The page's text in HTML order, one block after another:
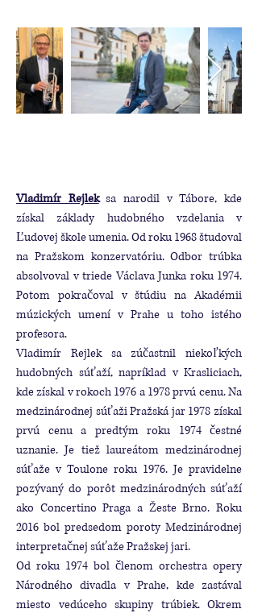
Vladimír Rejleksa narodil v Tábore, kde
získal základy hudobného vzdelania v
Ľudovej škole umenia. Od roku 1968 študoval
na Pražskom konzervatóriu. Odbor trúbka
absolvoval v triede Václava Junka roku 1974.
Potom pokračoval v štúdiu na Akadémii
múzických umení v Prahe u toho istého
profesora.
Vladimír Rejlek sa zúčastnil niekoľkých
hudobných súťaží, napríklad v Krasliciach,
kde získal v rokoch 1976 a 1978 prvú cenu. Na
medzinárodnej súťaži Pražská jar 1978 získal
prvú cenu a predtým roku 1974 čestné
uznanie. Je tiež laureátom medzinárodnej
súťaže v Toulone roku 1976. Je pravidelne
pozývaný do porôt medzinárodných súťaží
ako Concertino Praga a Žeste Brno. Roku
2016 bol predsedom poroty Medzinárodnej
interpretačnej súťaže Pražskej jari.
Od roku 1974 bol členom orchestra opery
Národného divadla v Prahe, kde zastával
miesto vedúceho skupiny trúbiek. Okrem